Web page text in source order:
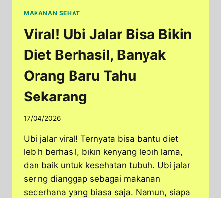
MAKANAN SEHAT
Viral! Ubi Jalar Bisa Bikin
Diet Berhasil, Banyak
Orang Baru Tahu
Sekarang
17/04/2026
Ubi jalar viral! Ternyata bisa bantu diet
lebih berhasil, bikin kenyang lebih lama,
dan baik untuk kesehatan tubuh. Ubi jalar
sering dianggap sebagai makanan
sederhana yang biasa saja. Namun, siapa